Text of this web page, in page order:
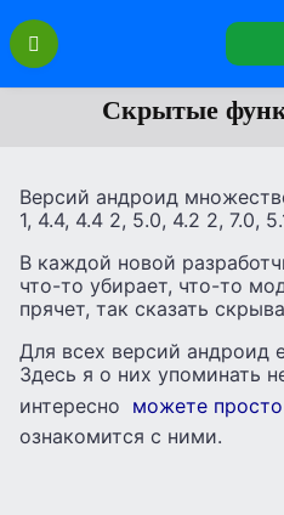
Перейти
содержаниюСкрытые
Версий андроид
1, 4.4, 4.4 2, 5.0, 4.2 2, 7.0,
В каждой новой
что-то убирает, что-то
прячет, так сказать
Для всех версий андроид
Здесь я о них упоминать
интересно можете
ознакомится с ними.